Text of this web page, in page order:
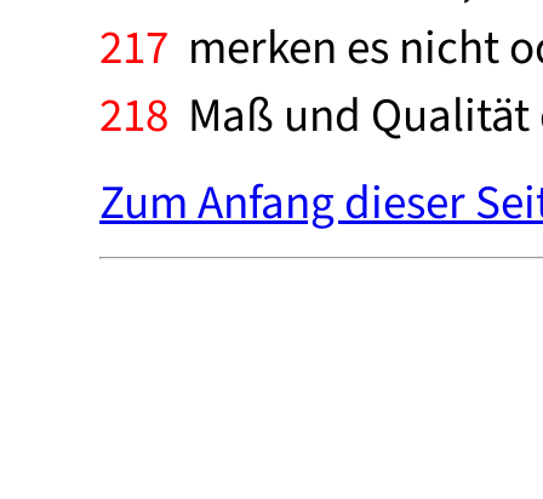
217 merken es nicht
218 Maß und
Zum Anfang dieser